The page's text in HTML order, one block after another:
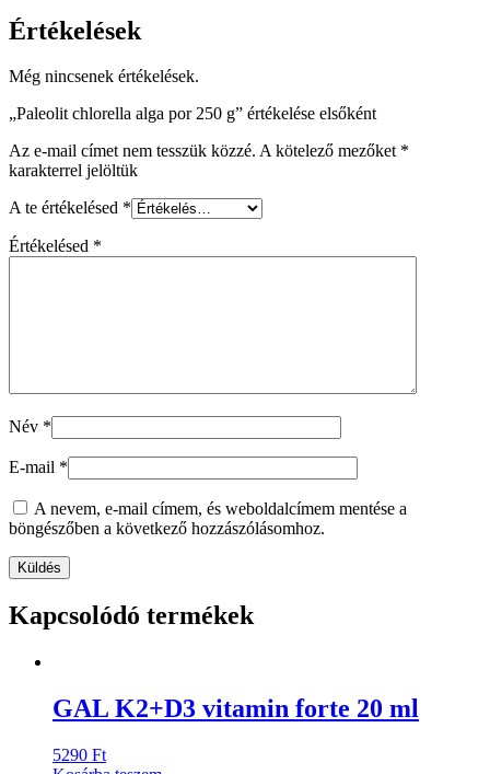
Értékelések
Még nincsenek értékelések.
„Paleolit chlorella alga por 250 g” értékelése elsőként
Az e-mail címet nem tesszük közzé. A kötelező mezőket *
karakterrel jelöltük
A te értékelésed *
Értékelésed *
Név *
E-mail *
A nevem, e-mail címem, és weboldalcímem mentése a
böngészőben a következő hozzászólásomhoz.
Kapcsolódó termékek
GAL K2+D3 vitamin forte 20 ml
5290 Ft